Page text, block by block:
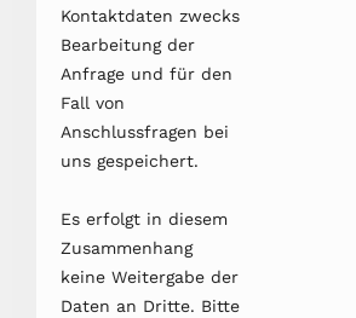
Kontaktdaten zwecks
Bearbeitung der
Anfrage und für den
Fall von
Anschlussfragen bei
uns gespeichert.
Es erfolgt in diesem
Zusammenhang
keine Weitergabe der
Daten an Dritte. Bitte